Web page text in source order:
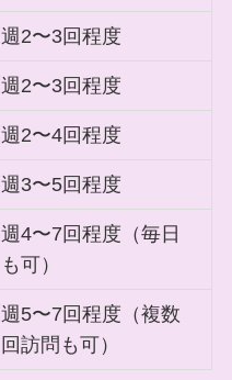
週2〜3回程度
週2〜3回程度
週2〜4回程度
週3〜5回程度
週4〜7回程度（毎日
も可）
週5〜7回程度（複数
回訪問も可）